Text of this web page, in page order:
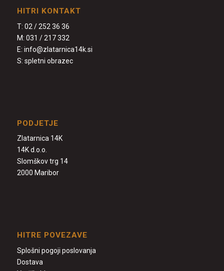
HITRI KONTAKT
T: 02 / 252 36 36
M: 031 / 217 332
E: info@zlatarnica14k.si
S: spletni obrazec
PODJETJE
Zlatarnica 14K
14K d.o.o.
Slomškov trg 14
2000 Maribor
HITRE POVEZAVE
Splošni pogoji poslovanja
Dostava